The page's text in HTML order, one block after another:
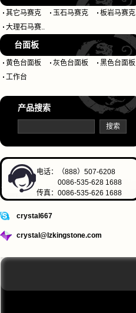
其它马赛克 玉石马赛克
板岩马赛克
大理石马赛..
台面板
黄色台面板 灰色台面板
黑色台面板
工作台
产品搜索
电话：（888）507-6208
0086-535-628 1688
传真：0086-535-626 1688
crystal667
crystal@lzkingstone.com